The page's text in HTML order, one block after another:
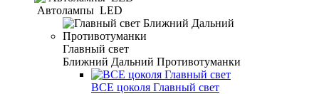
Автолампы LED
Главный свет
Ближний Дальний Противотуманки
ВСЕ цоколя Главный свет